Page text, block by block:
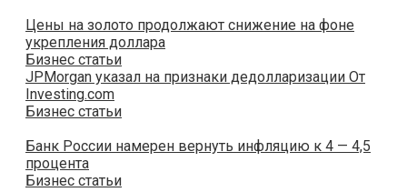
Цены на золото продолжают снижение на фоне
укрепления доллара
Бизнес статьи
JPMorgan указал на признаки дедолларизации От
Investing.com
Бизнес статьи
Банк России намерен вернуть инфляцию к 4 — 4,5
процента
Бизнес статьи